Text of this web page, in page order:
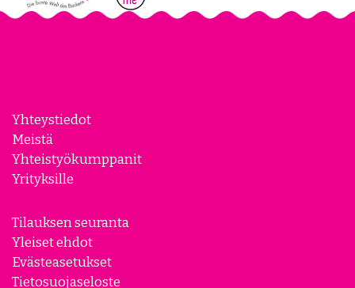
Yhteystiedot
Meistä
Yhteistyökumppanit
Yrityksille
Tilauksen seuranta
Yleiset ehdot
Evästeasetukset
Tietosuojaseloste